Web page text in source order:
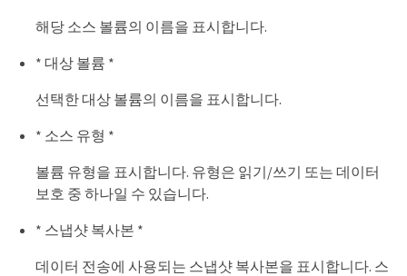
해당 소스 볼륨의 이름을 표시합니다.
* 대상 볼륨 *
선택한 대상 볼륨의 이름을 표시합니다.
* 소스 유형 *
볼륨 유형을 표시합니다. 유형은 읽기/쓰기 또는 데이터
보호 중 하나일 수 있습니다.
* 스냅샷 복사본 *
데이터 전송에 사용되는 스냅샷 복사본을 표시합니다. 스